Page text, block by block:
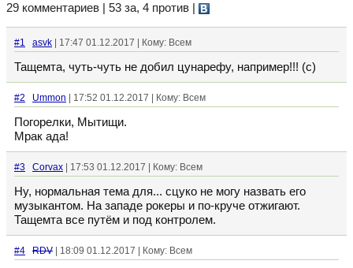
29 комментариев | 53 за, 4 против
#1 asvk | 17:47 01.12.2017 | Кому: Всем
Тащемта, чуть-чуть не добил цунарефу, например!!! (с)
#2 Ummon | 17:52 01.12.2017 | Кому: Всем
Погорелки, Мытищи.
Мрак ада!
#3 Corvax | 17:53 01.12.2017 | Кому: Всем
Ну, нормальная тема для... сцуко не могу назвать его
музыкантом. На западе рокеры и по-круче отжигают.
Тащемта все путём и под контролем.
#4 RDV | 18:09 01.12.2017 | Кому: Всем